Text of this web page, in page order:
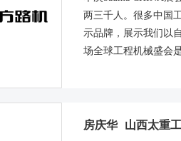
两三千人。很多中国
示品牌，展示我们以
场全球工程机械盛会
房庆华 山西太重